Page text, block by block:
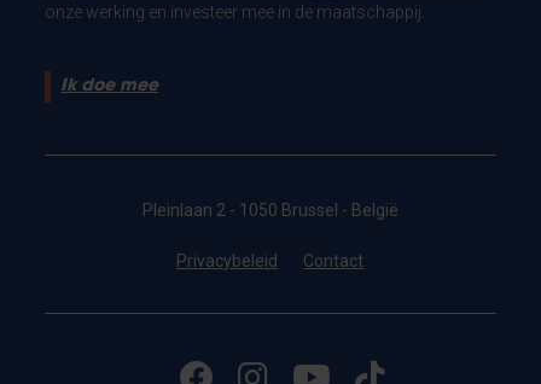
onze werking en investeer mee in de maatschappij.
Ik doe mee
Pleinlaan 2 - 1050 Brussel - België
Privacybeleid Contact